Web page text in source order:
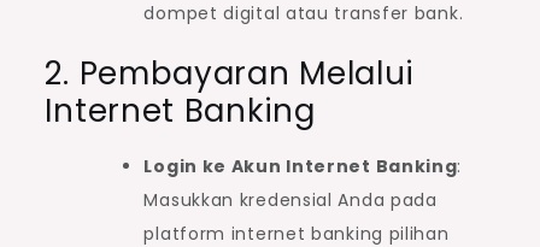
dompet digital atau transfer bank.
2. Pembayaran Melalui
Internet Banking
Login ke Akun Internet Banking:
Masukkan kredensial Anda pada
platform internet banking pilihan